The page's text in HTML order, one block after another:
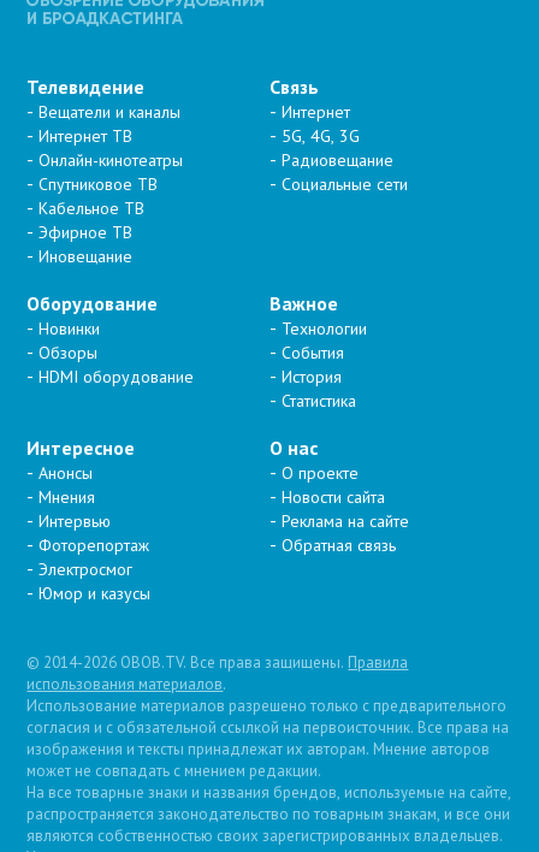
Телевидение
Вещатели и каналы
Интернет ТВ
Онлайн-кинотеатры
Спутниковое ТВ
Кабельное ТВ
Эфирное ТВ
Иновещание
Связь
Интернет
5G, 4G, 3G
Радиовещание
Социальные сети
Оборудование
Новинки
Обзоры
HDMI оборудование
Важное
Технологии
События
История
Статистика
Интересное
Анонсы
Мнения
Интервью
Фоторепортаж
Электросмог
Юмор и казусы
О нас
О проекте
Новости сайта
Реклама на сайте
Обратная связь
© 2014-2026 OBOB.TV. Все права защищены. Правила
использования материалов.
Использование материалов разрешено только с предварительного
согласия и с обязательной ссылкой на первоисточник. Все права на
изображения и тексты принадлежат их авторам. Мнение авторов
может не совпадать с мнением редакции.
На все товарные знаки и названия брендов, используемые на сайте,
распространяется законодательство по товарным знакам, и все они
являются собственностью своих зарегистрированных владельцев.